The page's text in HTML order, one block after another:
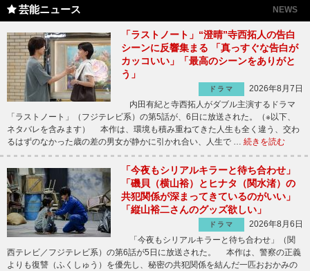
芸能ニュース NEWS
「ラストノート」“澄晴”寺西拓人の告白
シーンに反響集まる 「真っすぐな告白が
カッコいい」「最高のシーンをありがと
う」
ドラマ
2026年8月7日
内田有紀と寺西拓人がダブル主演するドラマ
「ラストノート」（フジテレビ系）の第5話が、6日に放送された。（※以下、
ネタバレを含みます） 本作は、環境も積み重ねてきた人生も全く違う、交わ
るはずのなかった歳の差の男女が静かに引かれ合い、人生で … 続きを読む
「今夜もシリアルキラーと待ち合わせ」
「磯貝（横山裕）とヒナタ（関水渚）の
共犯関係が深まってきているのがいい」
「縦山裕二さんのグッズ欲しい」
ドラマ
2026年8月6日
「今夜もシリアルキラーと待ち合わせ」（関
西テレビ／フジテレビ系）の第6話が5日に放送された。 本作は、警察の正義
よりも復讐（ふくしゅう）を優先し、秘密の共犯関係を結んだ一匹おおかみの